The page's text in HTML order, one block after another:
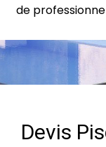
de
Devis